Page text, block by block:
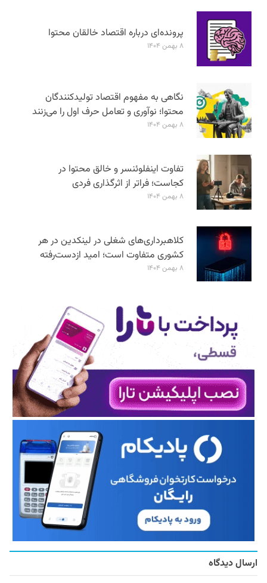
پرونده‌ای درباره اقتصاد خالقان محتوا
۸ بهمن ۱۴۰۴
نگاهی به مفهوم اقتصاد تولیدکنندگان
محتوا؛ نوآوری و تعامل حرف اول را می‌زنند
۸ بهمن ۱۴۰۴
تفاوت اینفلوئنسر و خالق محتوا در
کجاست؛ فراتر از اثرگذاری فردی
۸ بهمن ۱۴۰۴
کلاهبرداری‌های شغلی در لینکدین در هر
کشوری متفاوت است؛ امید ازدست‌رفته
۸ بهمن ۱۴۰۴
ارسال دیدگاه